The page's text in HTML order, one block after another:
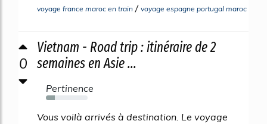
voyage france maroc en train / voyage espagne portugal maroc
0
Vietnam - Road trip : itinéraire de 2
semaines en Asie ...
Pertinence
22%
Vous voilà arrivés à destination. Le voyage